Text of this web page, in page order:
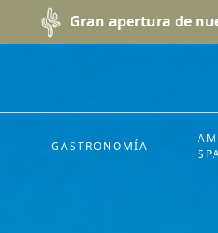
GASTRONOMÍA
Gran apertura de